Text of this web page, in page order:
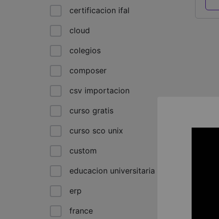
certificacion ifal
cloud
colegios
composer
csv importacion
curso gratis
curso sco unix
custom
educacion universitaria
erp
france